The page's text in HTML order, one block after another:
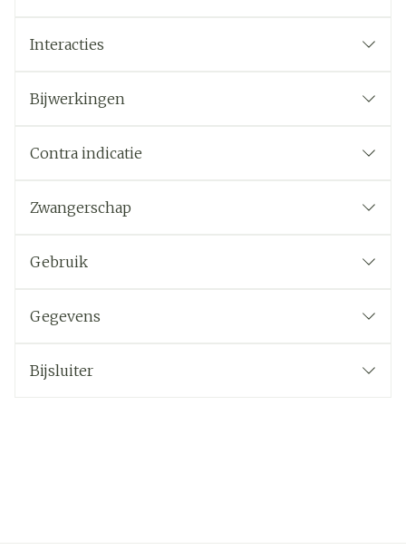
Interacties
Bijwerkingen
Contra indicatie
Zwangerschap
Gebruik
Gegevens
Bijsluiter